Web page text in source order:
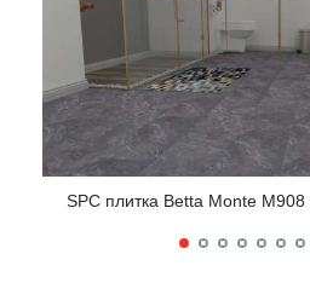
SPC плитка Betta Monte